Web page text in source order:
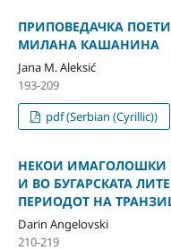
ПРИПОВЕДАЧКА
МИЛАНА КАШАНИНА
Jana M. Aleksić
193-209
pdf (Serbian (Cyrillic))
НЕКОИ ИМАГОЛОШКИ
И ВО БУГАРСКАТА
ПЕРИОДОТ НА
Darin Angelovski
210-219